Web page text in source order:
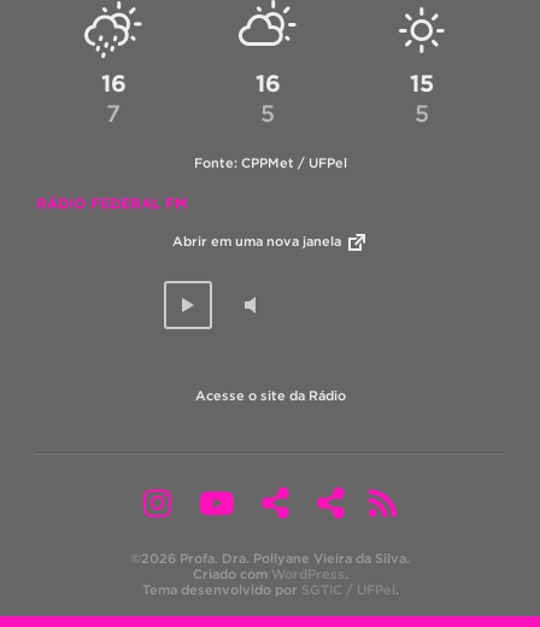
16
7
16
5
15
5
Fonte: CPPMet / UFPel
RÁDIO FEDERAL FM
Abrir em uma nova janela
Acesse o site da Rádio
©2026 Profa. Dra. Pollyane Vieira da Silva.
Criado com WordPress.
Tema desenvolvido por SGTIC / UFPel .